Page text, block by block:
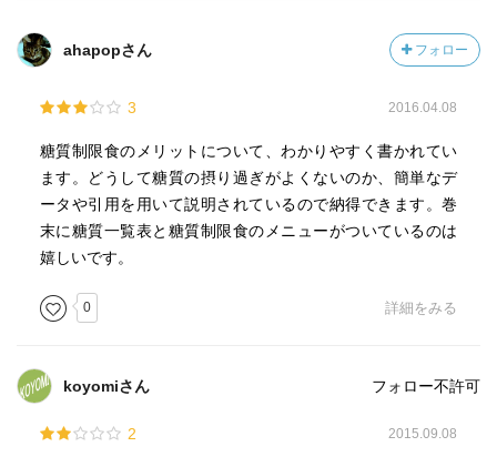
で、血管が傷つけられる。
・精製されていない玄米などなら、一人前食べても正常人
いので問題ない。ただし、糖尿病のひとだと、150以上スパ
イクしてしまう。
・肥満や糖尿病の原因は、脂質ではなく、糖質の取りす
・清涼飲料水に使われているのは砂糖ではなく、果糖ブド
烈なので、その点では議論の大筋ははずしてはいない。
・脂肪酸ーケトン体システム 日常のエネルギー
・糖質制限の初期は、ケトン体が基準値の30〜40倍にな
る。人間は昔狩猟していたのだから、血管を傷づけないは
ず。
ahapopさん フォロー
3 2016.04.08
糖質制限食のメリットについて、わかりやすく書かれてい
ます。どうして糖質の摂り過ぎがよくないのか、簡単なデ
ータや引用を用いて説明されているので納得できます。巻
末に糖質一覧表と糖質制限食のメニューがついているのは
嬉しいです。
0 詳細をみる
koyomiさん フォロー不許可
2 2015.09.08